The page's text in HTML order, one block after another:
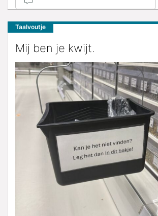
Taalvoutje
Mij ben je kwijt.